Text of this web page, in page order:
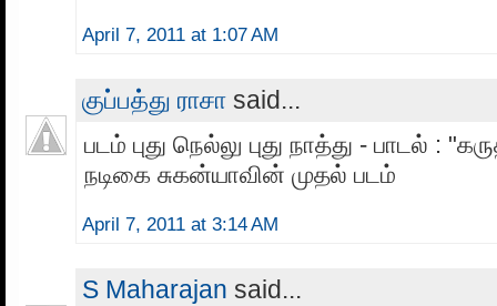
April 7, 2011 at 1:07 AM
குப்பத்து ராசா said...
படம் புது நெல்லு புது நாத்து - பாடல் :
நடிகை சுகன்யாவின் முதல் படம்
April 7, 2011 at 3:14 AM
S Maharajan said...